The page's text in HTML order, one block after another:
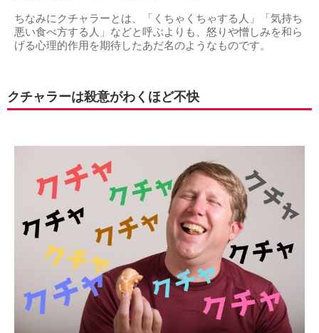
ちなみにクチャラーとは、「くちゃくちゃする人」「気持ち
悪い食べ方する人」などと呼ぶよりも、怒りや憎しみを和ら
げる心理的作用を期待したあだ名のようなものです。
クチャラーは殺意がわくほど不快